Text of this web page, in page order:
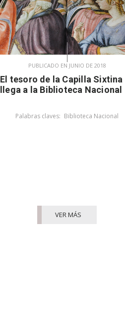
PUBLICADO EN JUNIO DE 2018
El tesoro de la Capilla Sixtina
llega a la Biblioteca Nacional
Palabras claves: Biblioteca Nacional
VER MÁS